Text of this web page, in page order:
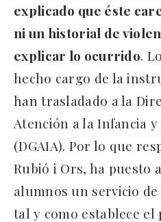
explicado que éste
ni un historial de
explicar lo ocurrido.
hecho cargo de la
han trasladado a la
Atención a la Infancia y
(DGAIA). Por lo que
Rubió i Ors, ha puesto
alumnos un servicio
tal y como establece el